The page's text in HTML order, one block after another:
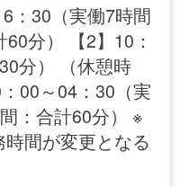
：30（実働7時間
分） 【2】10：
分） （休憩時
00～04：30（実
：合計60分） ※
間が変更となる